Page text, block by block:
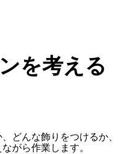
を考える
どんな飾りをつけるか、
がら作業します。